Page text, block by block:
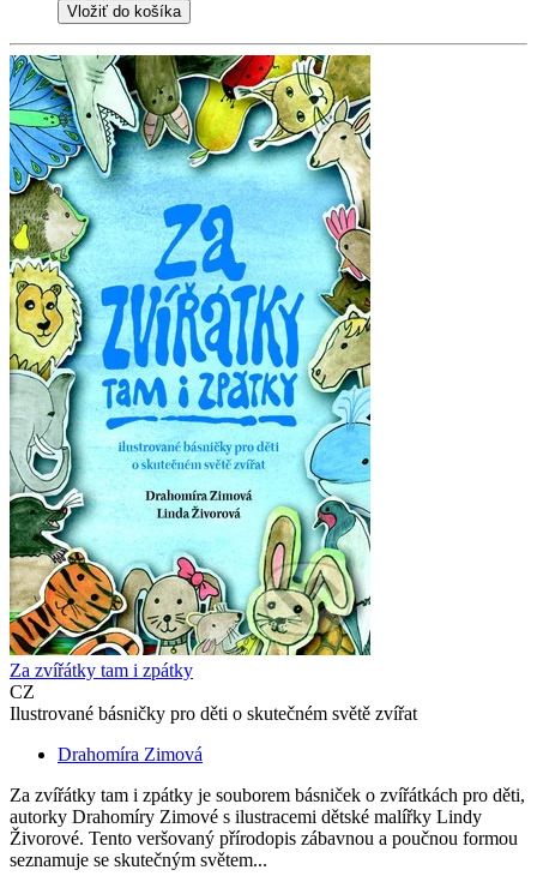
Vložiť do košíka
Za zvířátky tam i zpátky
CZ
Ilustrované básničky pro děti o skutečném světě zvířat
Drahomíra Zimová
Za zvířátky tam i zpátky je souborem básniček o zvířátkách pro děti,
autorky Drahomíry Zimové s ilustracemi dětské malířky Lindy
Živorové. Tento veršovaný přírodopis zábavnou a poučnou formou
seznamuje se skutečným světem...